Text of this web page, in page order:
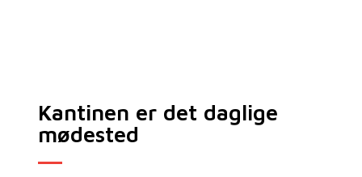
Kantinen er det daglige
mødested